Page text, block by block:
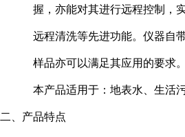
握，亦能对其进行远程控制，
远程清洗等先进功能。仪器自
样品亦可以满足其应用的要求。
本产品适用于：地表水、生活
二、产品特点